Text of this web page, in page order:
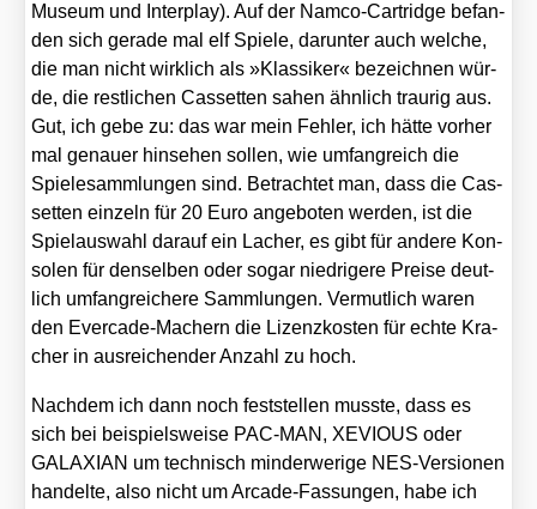
Muse­um und Inter­play). Auf der Nam­co-Car­tridge befan­
den sich gera­de mal elf Spie­le, dar­un­ter auch wel­che,
die man nicht wirk­lich als »Klas­si­ker« bezeich­nen wür­
de, die rest­li­chen Cas­set­ten sahen ähn­lich trau­rig aus.
Gut, ich gebe zu: das war mein Feh­ler, ich hät­te vor­her
mal genau­er hin­se­hen sol­len, wie umfang­reich die
Spie­le­samm­lun­gen sind. Betrach­tet man, dass die Cas­
set­ten ein­zeln für 20 Euro ange­bo­ten wer­den, ist die
Spiel­aus­wahl dar­auf ein Lacher, es gibt für ande­re Kon­
so­len für den­sel­ben oder sogar nied­ri­ge­re Prei­se deut­
lich umfang­rei­che­re Samm­lun­gen. Ver­mut­lich waren
den Ever­ca­de-Machern die Lizenz­kos­ten für ech­te Kra­
cher in aus­rei­chen­der Anzahl zu hoch.
Nach­dem ich dann noch fest­stel­len muss­te, dass es
sich bei bei­spiels­wei­se PAC-MAN, XEVIOUS oder
GALAXIAN um tech­nisch min­der­we­ri­ge NES-Ver­sio­nen
han­del­te, also nicht um Arca­de-Fas­sun­gen, habe ich